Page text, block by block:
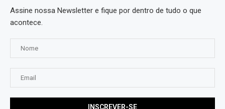
Assine nossa Newsletter e fique por dentro de tudo o que
acontece.